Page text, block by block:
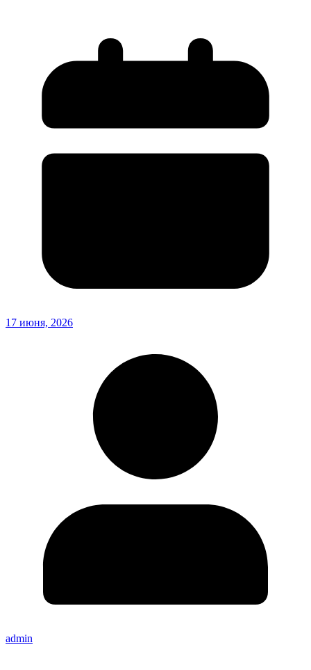
17 июня, 2026
admin